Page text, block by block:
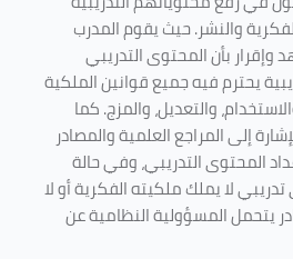
والنشر. حيث يقوم المدرب
بأن المحتوى التدريبي
يحترم فيه جميع قوانين الملكية
والتعديل، والمزج. كما
إلى المراجع العلمية والمصادر
المحتوى التدريبي، وفي حالة
لا يملك ملكيته الفكرية أو لا
يتحمل المسؤولية النظامية عن